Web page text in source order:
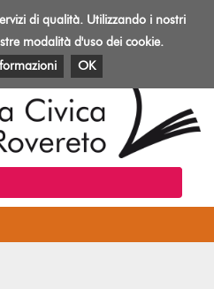
Toggle
PATRIMONIO E RISORSE
di qualità. Utilizzando i nostri
modalità d'uso dei cookie.
OK